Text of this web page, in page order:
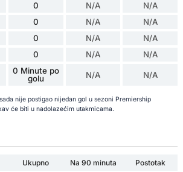
0 N/A N/A
0 N/A N/A
0 N/A N/A
0 N/A N/A
0 Minute po
golu
N/A N/A
nije postigao nijedan gol u sezoni Premiership
će biti u nadolazećim utakmicama.
Ukupno Na 90 minuta
Postotak